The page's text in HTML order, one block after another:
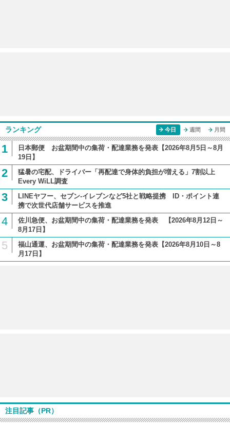
ランキング 今日 週間 月間
1
日本郵便 お盆期間中の集荷・配達業務を発表【2026年8月5日～8月
19日】
2
猛暑の宅配、ドライバー「再配達で身体的負担が増える」7割以上
Every WiLL調査
3
LINEヤフー、セブン-イレブンなど5社と戦略提携 ID・ポイント連
携で次世代店舗サービスを推進
4
佐川急便、お盆期間中の集荷・配達業務を発表 【2026年8月12日～
8月17日】
5
福山通運、お盆期間中の集荷・配達業務を発表【2026年8月10日～8
月17日】
注目記事（PR）